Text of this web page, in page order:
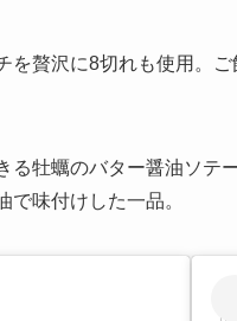
贅沢に8切れも使用。
る牡蠣のバター醤油ソテ
で味付けした一品。